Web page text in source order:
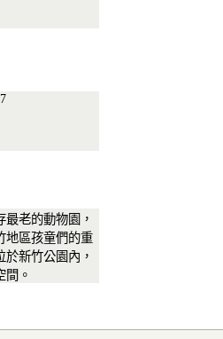
老的動物園，
地區孩童們的重
新竹公園內，
間。